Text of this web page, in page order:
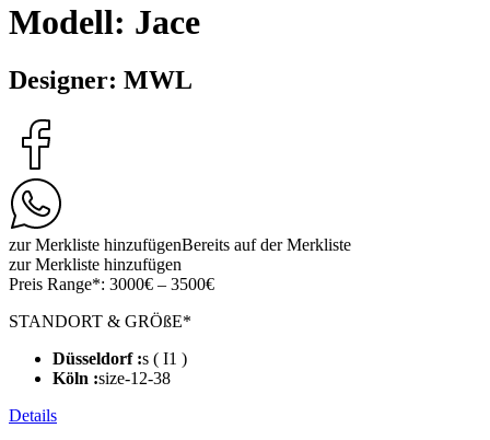
Modell: Jace
Designer: MWL
zur Merkliste hinzufügenBereits auf der Merkliste
zur Merkliste hinzufügen
Preis Range*: 3000€ – 3500€
STANDORT & GRÖßE*
Düsseldorf :s ( I1 )
Köln :size-12-38
Details